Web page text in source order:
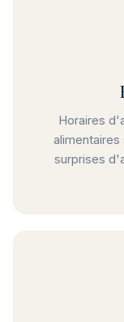
Horaires
surprises